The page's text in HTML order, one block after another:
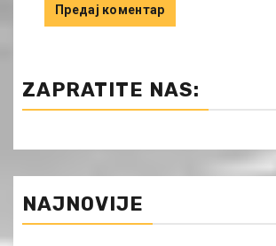
ZAPRATITE NAS:
NAJNOVIJE